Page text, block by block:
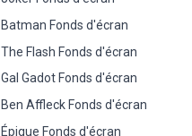
Batman Fonds d'écran
The Flash Fonds d'écran
Gal Gadot Fonds d'écran
Ben Affleck Fonds d'écran
Épique Fonds d'écran